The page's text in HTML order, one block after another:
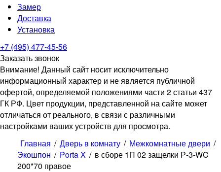
Замер
Доставка
Установка
+7 (495) 477-45-56
Заказать звонок
Внимание! Данный сайт носит исключительно
информационный характер и не является публичной
офертой, определяемой положениями части 2 статьи 437
ГК РФ. Цвет продукции, представленной на сайте может
отличаться от реального, в связи с различными
настройками ваших устройств для просмотра.
Главная / Дверь в комнату / Межкомнатные двери /
Экошпон / Porta X / в сборе 1П 02 защелки Р-3-WC
200*70 правое